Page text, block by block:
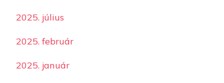
2025. július
2025. február
2025. január